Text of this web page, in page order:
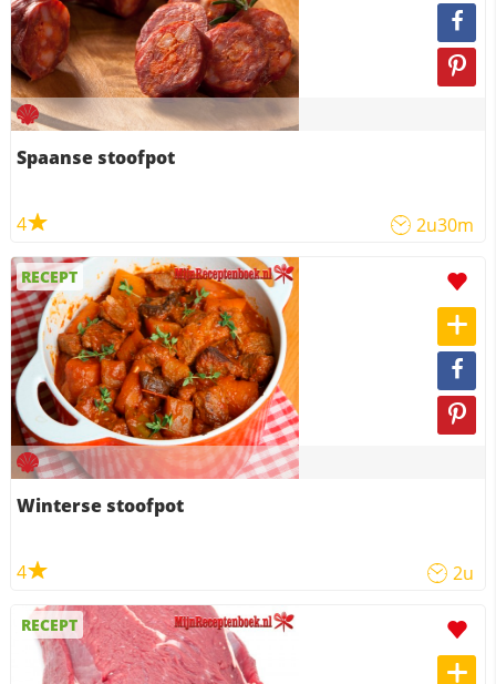
Spaanse stoofpot
4 2u30m
RECEPT
Winterse stoofpot
4 2u
RECEPT